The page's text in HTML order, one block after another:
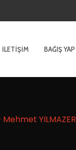
İLETIŞIM BAĞIŞ YAP
YILMAZER